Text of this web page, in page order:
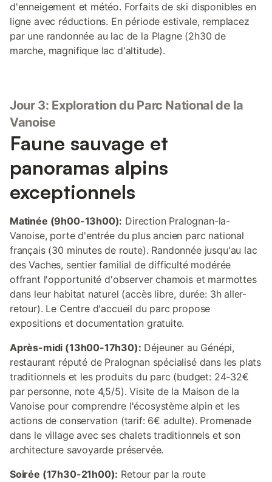
d'enneigement et météo. Forfaits de ski disponibles en
ligne avec réductions. En période estivale, remplacez
par une randonnée au lac de la Plagne (2h30 de
marche, magnifique lac d'altitude).
Jour 3: Exploration du Parc National de la
Vanoise
Faune sauvage et
panoramas alpins
exceptionnels
Matinée (9h00-13h00): Direction Pralognan-la-
Vanoise, porte d'entrée du plus ancien parc national
français (30 minutes de route). Randonnée jusqu'au lac
des Vaches, sentier familial de difficulté modérée
offrant l'opportunité d'observer chamois et marmottes
dans leur habitat naturel (accès libre, durée: 3h aller-
retour). Le Centre d'accueil du parc propose
expositions et documentation gratuite.
Après-midi (13h00-17h30): Déjeuner au Génépi,
restaurant réputé de Pralognan spécialisé dans les plats
traditionnels et les produits du parc (budget: 24-32€
par personne, note 4,5/5). Visite de la Maison de la
Vanoise pour comprendre l'écosystème alpin et les
actions de conservation (tarif: 6€ adulte). Promenade
dans le village avec ses chalets traditionnels et son
architecture savoyarde préservée.
Soirée (17h30-21h00): Retour par la route